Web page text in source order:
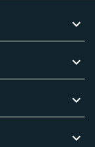



